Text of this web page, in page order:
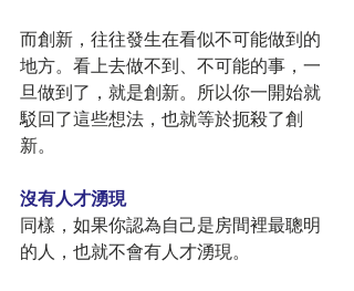
而創新，往往發生在看似不可能做到的
地方。看上去做不到、不可能的事，一
旦做到了，就是創新。所以你一開始就
駁回了這些想法，也就等於扼殺了創
新。
沒有人才湧現
同樣，如果你認為自己是房間裡最聰明
的人，也就不會有人才湧現。